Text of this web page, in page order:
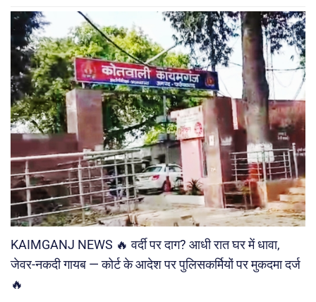
KAIMGANJ NEWS 🔥 वर्दी पर दाग? आधी रात घर में धावा,
जेवर-नकदी गायब — कोर्ट के आदेश पर पुलिसकर्मियों पर मुकदमा दर्ज
🔥